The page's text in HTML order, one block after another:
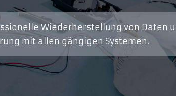
Wiederherstellung von Daten
mit allen gängigen Systemen.